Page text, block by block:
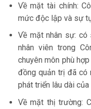
Về mặt tài chính:
mức độc lập và sự
Về mặt nhân sự:
nhân viên trong
chuyên môn phù
đồng quản trị đã có
phát triển lâu dài của
Về mặt thị trường: